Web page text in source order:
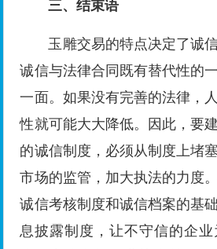
三、结束语
玉雕交易的特点决定了诚
诚信与法律合同既有替代性的
一面。如果没有完善的法律，
性就可能大大降低。因此，要
的诚信制度，必须从制度上堵
市场的监管，加大执法的力度
诚信考核制度和诚信档案的基
息披露制度，让不守信的企